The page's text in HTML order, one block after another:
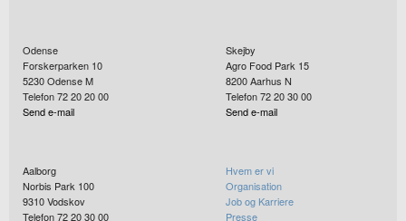
Odense
Forskerparken 10
5230Odense M
Telefon 72 20 20 00
Send e-mail
Skejby
Agro Food Park 15
8200Aarhus N
Telefon 72 20 30 00
Send e-mail
Aalborg
Norbis Park 100
9310Vodskov
Telefon 72 20 30 00
Hvem er vi
Organisation
Job og Karriere
Presse